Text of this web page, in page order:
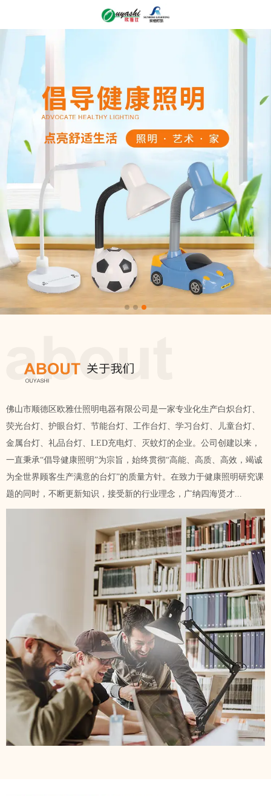
佛山市顺德区欧雅仕照明电器有限公司是一家专业化生产白炽台灯、
荧光台灯、护眼台灯、节能台灯、工作台灯、学习台灯、儿童台灯、
金属台灯、礼品台灯、LED充电灯、灭蚊灯的企业。公司创建以来，
一直秉承“倡导健康照明”为宗旨，始终贯彻“高能、高质、高效，竭诚
为全世界顾客生产满意的台灯”的质量方针。在致力于健康照明研究课
题的同时，不断更新知识，接受新的行业理念，广纳四海贤才...